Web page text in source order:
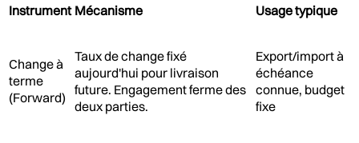
Instrument Mécanisme Usage typique
Change à
terme
(Forward)
Taux de change fixé
aujourd'hui pour livraison
future. Engagement ferme des
deux parties.
Export/import à
échéance
connue, budget
fixe